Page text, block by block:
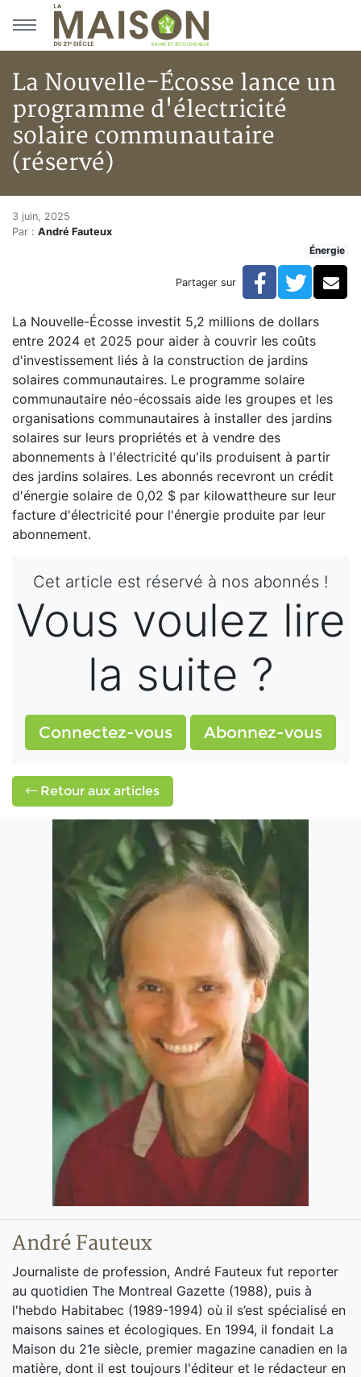
Aller au menu principal
Aller au contenu principal
La Nouvelle-Écosse lance un
programme d'électricité
solaire communautaire
(réservé)
Accueil
Articles
La Nouvelle-Écosse lance un programme
La Nouvelle-Écosse lance un
3 juin, 2025
Par : André Fauteux
Énergie
Partager sur Facebook
La Nouvelle-Écosse investit 5,2 millions de dollars
entre 2024 et 2025 pour aider à couvrir les coûts
d'investissement liés à la construction de jardins
solaires communautaires. Le programme solaire
communautaire néo-écossais aide les groupes et les
organisations communautaires à installer des jardins
solaires sur leurs propriétés et à vendre des
abonnements à l'électricité qu'ils produisent à partir
des jardins solaires. Les abonnés recevront un crédit
d'énergie solaire de 0,02 $ par kilowattheure sur leur
facture d'électricité pour l'énergie produite par leur
abonnement.
Cet article est réservé à nos abonnés !
Vous voulez lire
la suite ?
Connectez-vous Abonnez-vous
Retour aux articles
André Fauteux
Journaliste de profession, André Fauteux fut reporter
au quotidien The Montreal Gazette (1988), puis à
l'hebdo Habitabec (1989-1994) où il s’est spécialisé en
maisons saines et écologiques. En 1994, il fondait La
Maison du 21e siècle, premier magazine canadien en la
matière, dont il est toujours l'éditeur et le rédacteur en